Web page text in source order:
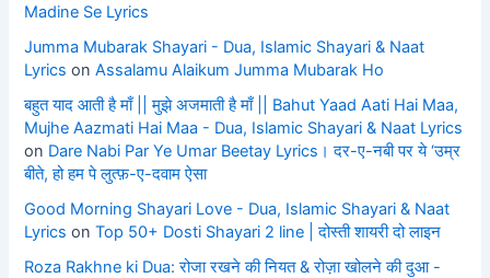
Madine Se Lyrics
Jumma Mubarak Shayari - Dua, Islamic Shayari & Naat
Lyrics onAssalamu Alaikum Jumma Mubarak Ho
बहुत याद आती है माँ || मुझे अजमाती है माँ || Bahut Yaad Aati Hai Maa,
Mujhe Aazmati Hai Maa - Dua, Islamic Shayari & Naat Lyrics
on Dare Nabi Par Ye Umar Beetay Lyrics। दर-ए-नबी पर ये ‘उम्र
बीते, हो हम पे लुत्फ़-ए-दवाम ऐसा
Good Morning Shayari Love - Dua, Islamic Shayari & Naat
Lyrics onTop 50+ Dosti Shayari 2 line | दोस्ती शायरी दो लाइन
Roza Rakhne ki Dua: रोजा रखने की नियत & रोज़ा खोलने की दुआ -